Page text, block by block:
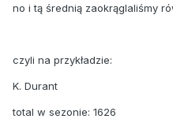
no i tą średnią zaokrąglaliśmy
czyli na przykładzie:
K. Durant
total w sezonie: 1626